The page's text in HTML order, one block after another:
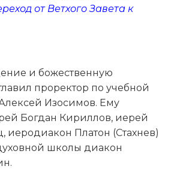
от Ветхого Завета к
и божественную
проректор по учебной
Изосимов. Ему
Богдан Кириллов, иерей
Платон (Стахнев)
школы диакон